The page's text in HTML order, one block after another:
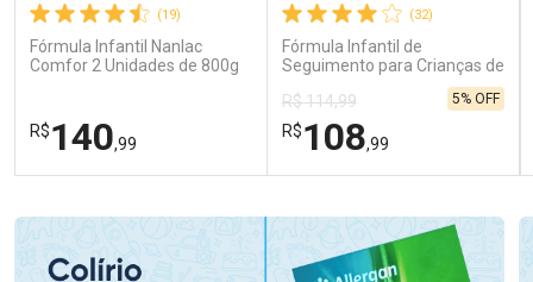
(19)
Fórmula Infantil Nanlac
Comfor 2 Unidades de 800g
R$140,99
(32)
Fórmula Infantil de
Seguimento para Crianças de
Primeira Infância Nestonutri
2 Unidades de 800g cada
R$ 114,99
R$108,99
5% OFF
Laboratório
Por Menos